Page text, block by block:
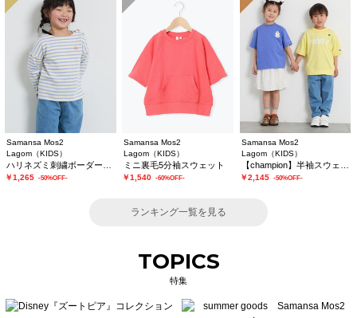
Samansa Mos2
Lagom（KIDS）
￥1,265 -50%OFF-
Samansa Mos2
Lagom（KIDS）
ミニ裏毛5分袖スウェット
￥1,540 -60%OFF-
Samansa Mos2
Lagom（KIDS）
￥2,145 -50%OFF-
ランキング一覧を見る
TOPICS
特集